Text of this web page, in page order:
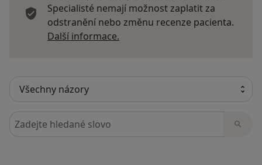
Specialisté nemají možnost zaplatit za
odstranění nebo změnu recenze pacienta.
Další informace.
Hledejte v názorech